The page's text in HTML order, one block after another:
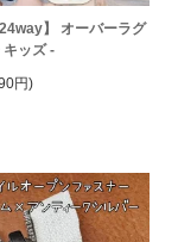
】 オーバーラグ
キッズ -
円)